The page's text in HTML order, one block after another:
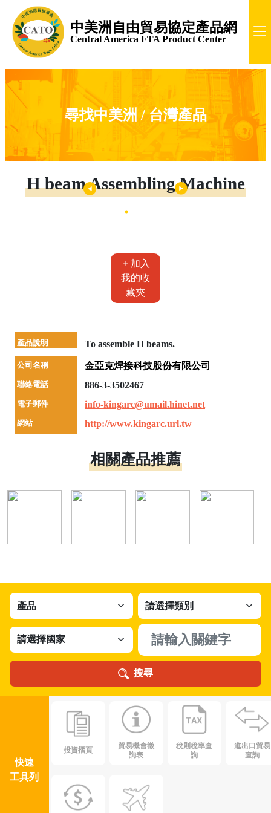
中美洲自由貿易協定產品網
Central America FTA Product Center
尋找中美洲 / 台灣產品
H beam Assembling Machine
加入
我的收
藏夾
產品說明 To assemble H beams.
公司名稱 金亞克焊接科技股份有限公司
聯絡電話 886-3-3502467
電子郵件 info-kingarc@umail.hinet.net
網站 http://www.kingarc.url.tw
相關產品推薦
搜尋
快速
工具列
投資摺頁
貿易機會徵
詢表
稅則稅率查
詢
進出口貿易
查詢